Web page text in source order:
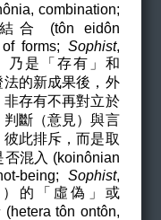
combination;
合 (tôn eidôn
forms; Sophist,
乃是「存有」和
法的新成果後，外
存有不再對立於
斷（意見）與言
此排斥，而是取
混入 (koinônian
being; Sophist,
的「虛偽」或
tôn ontôn,